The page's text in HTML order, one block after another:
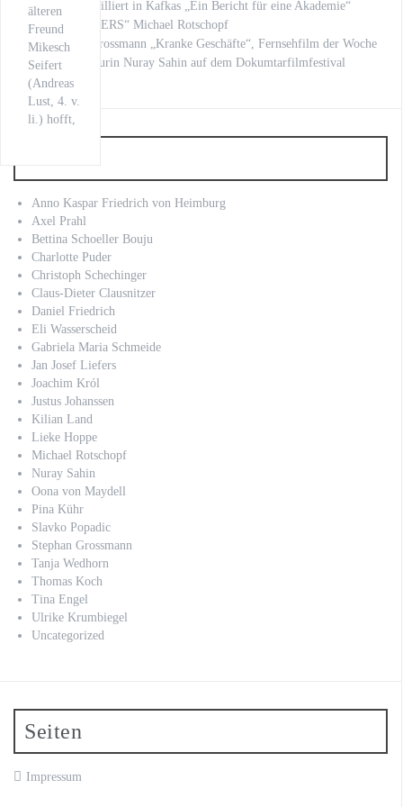
älteren
Freund
Mikesch
Seifert
(Andreas
Lust, 4. v.
li.) hofft,
Kilian Land brilliert in Kafkas „Ein Bericht für eine Akademie“
„LOVE LETTERS“ Michael Rotschopf
mit Stephan Grossmann „Kranke Geschäfte“, Fernsehfilm der Woche
unsere Regisseurin Nuray Sahin auf dem Dokumtarfilmfestival
Anno Kaspar Friedrich von Heimburg
Axel Prahl
Bettina Schoeller Bouju
Charlotte Puder
Christoph Schechinger
Claus-Dieter Clausnitzer
Daniel Friedrich
Eli Wasserscheid
Gabriela Maria Schmeide
Jan Josef Liefers
Joachim Król
Justus Johanssen
Kilian Land
Lieke Hoppe
Michael Rotschopf
Nuray Sahin
Oona von Maydell
Pina Kühr
Slavko Popadic
Stephan Grossmann
Tanja Wedhorn
Thomas Koch
Tina Engel
Ulrike Krumbiegel
Uncategorized
Seiten
Impressum